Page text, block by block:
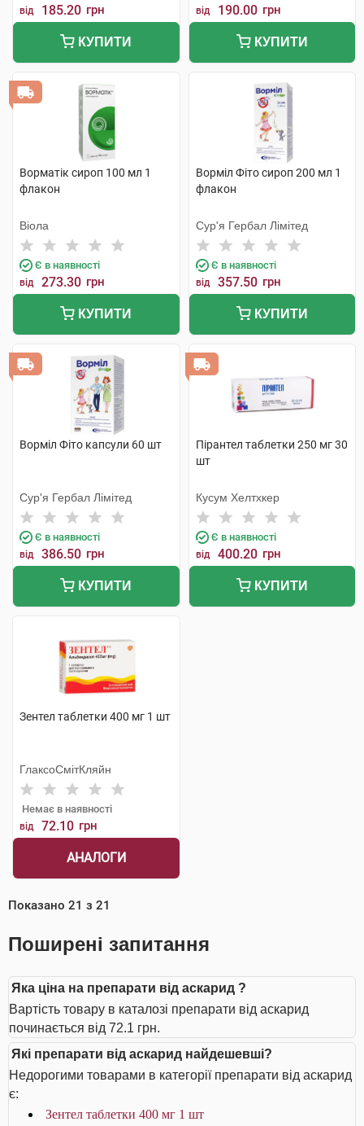
від 185.20 грн
КУПИТИ
від 190.00 грн
КУПИТИ
Ворматік сироп 100 мл 1
флакон
Віола
Є в наявності
від 273.30 грн
КУПИТИ
Ворміл Фіто сироп 200 мл 1
флакон
Сур'я Гербал Лімітед
Є в наявності
від 357.50 грн
КУПИТИ
Ворміл Фіто капсули 60 шт
Сур'я Гербал Лімітед
Є в наявності
від 386.50 грн
КУПИТИ
Пірантел таблетки 250 мг 30
шт
Кусум Хелтхкер
Є в наявності
від 400.20 грн
КУПИТИ
Зентел таблетки 400 мг 1 шт
ГлаксоСмітКляйн
Немає в наявності
від 72.10 грн
АНАЛОГИ
Показано 21 з 21
Поширені запитання
Яка ціна на препарати від аскарид ?
Вартість товару в каталозі препарати від аскарид
починається від 72.1 грн.
Які препарати від аскарид найдешевші?
Недорогими товарами в категорії препарати від аскарид
є:
Зентел таблетки 400 мг 1 шт